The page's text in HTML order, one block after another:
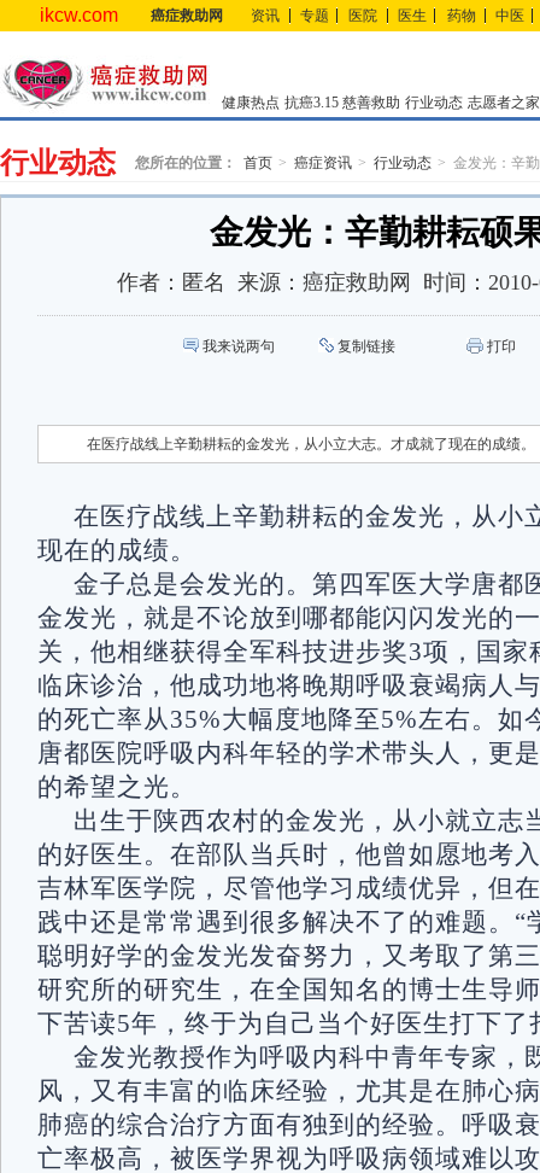
ikcw.com 癌症救助网 资讯 专题 医院 医生 药物 中医
健康热点 抗癌3.15 慈善救助 行业动态 志愿者之家
行业动态 您所在的位置： 首页 癌症资讯 行业动态 金发光：辛
金发光：辛勤耕耘硕
作者： 匿名 来源： 癌症救助网 时间：
我来说两句 复制链接 打印
在医疗战线上辛勤耕耘的金发光，从小立大志。才成就了现在的成绩。
在医疗战线上辛勤耕耘的金发光，从小
现在的成绩。
金子总是会发光的。第四军医大学唐都
金发光，就是不论放到哪都能闪闪发光的
关，他相继获得全军科技进步奖3项，国家
临床诊治，他成功地将晚期呼吸衰竭病人
的死亡率从35%大幅度地降至5%左右。如
唐都医院呼吸内科年轻的学术带头人，更
的希望之光。
出生于陕西农村的金发光，从小就立志
的好医生。在部队当兵时，他曾如愿地考
吉林军医学院，尽管他学习成绩优异，但
践中还是常常遇到很多解决不了的难题。“
聪明好学的金发光发奋努力，又考取了第
研究所的研究生，在全国知名的博士生导
下苦读5年，终于为自己当个好医生打下了
金发光教授作为呼吸内科中青年专家，
风，又有丰富的临床经验，尤其是在肺心
肺癌的综合治疗方面有独到的经验。呼吸
亡率极高，被医学界视为呼吸病领域难以